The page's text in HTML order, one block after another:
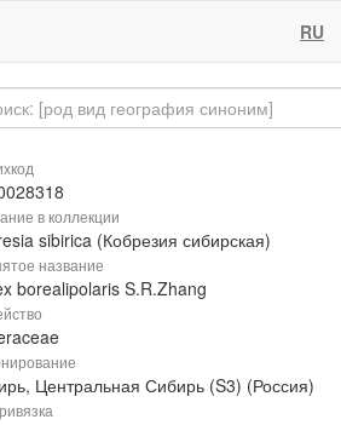
RU
в коллекции
sibirica (Кобрезия сибирская)
название
borealipolaris S.R.Zhang
Центральная Сибирь (S3) (Россия)